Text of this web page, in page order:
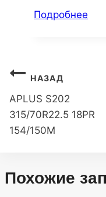
Подробнее
Навигация
по
записям
НАЗАД
APLUS S202
315/70R22.5 18PR
154/150M
Похожие